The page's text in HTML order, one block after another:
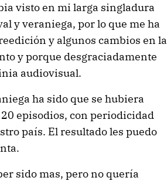
visto en mi larga singladura
y veraniega, por lo que me ha
y algunos cambios en la
y porque desgraciadamente
audiovisual.
ha sido que se hubiera
episodios, con periodicidad
país. El resultado les puedo
sido mas, pero no quería